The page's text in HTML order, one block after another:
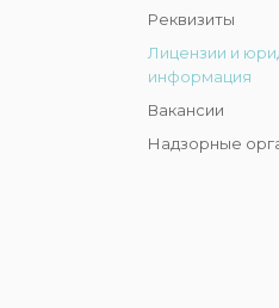
Реквизиты
Лицензии и
информация
Вакансии
Надзорные